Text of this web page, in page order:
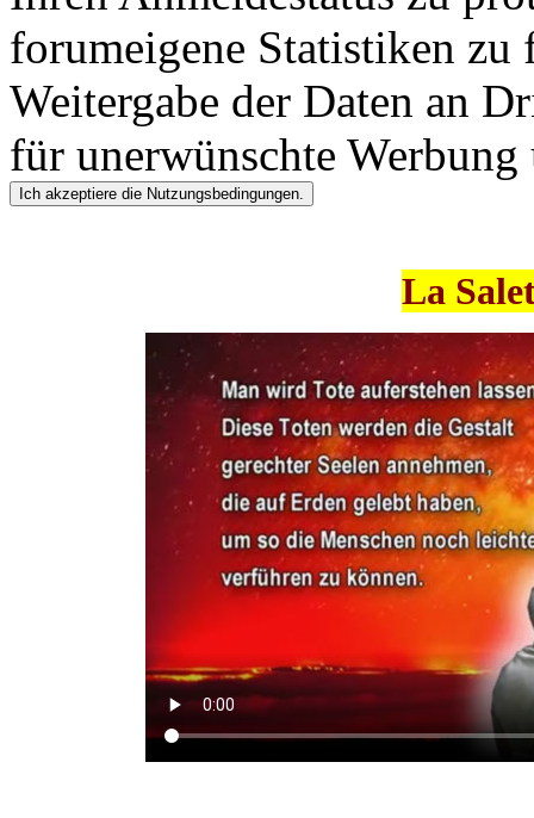
forumeigene Statistiken
Weitergabe der Daten an
für unerwünschte Werbung
La